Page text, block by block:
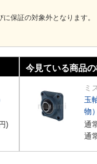
保証の対象外となります。
円)
今見ている商品
ミ
玉
物
通
通